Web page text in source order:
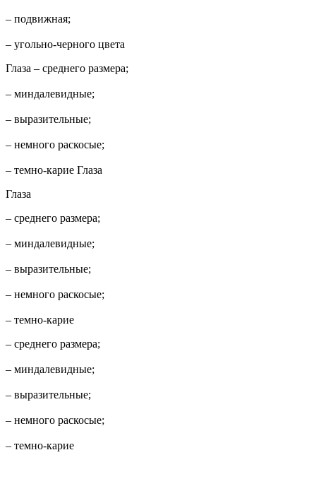
– подвижная;
– угольно-черного цвета
Глаза – среднего размера;
– миндалевидные;
– выразительные;
– немного раскосые;
– темно-карие Глаза
Глаза
– среднего размера;
– миндалевидные;
– выразительные;
– немного раскосые;
– темно-карие
– среднего размера;
– миндалевидные;
– выразительные;
– немного раскосые;
– темно-карие